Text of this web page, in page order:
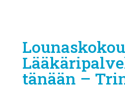
tänään –